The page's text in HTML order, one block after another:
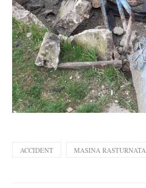
ACCIDENT MASINA RASTURNATA